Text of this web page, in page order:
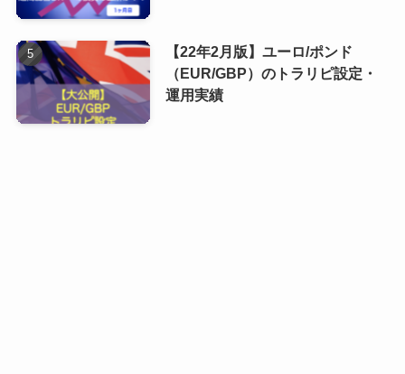
【22年2月版】ユーロ/ポンド
（EUR/GBP）のトラリピ設定・
運用実績